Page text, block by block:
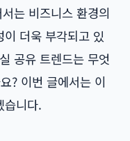
는 비즈니스 환경의
더욱 부각되고 있
공유 트렌드는 무엇
? 이번 글에서는 이
습니다.